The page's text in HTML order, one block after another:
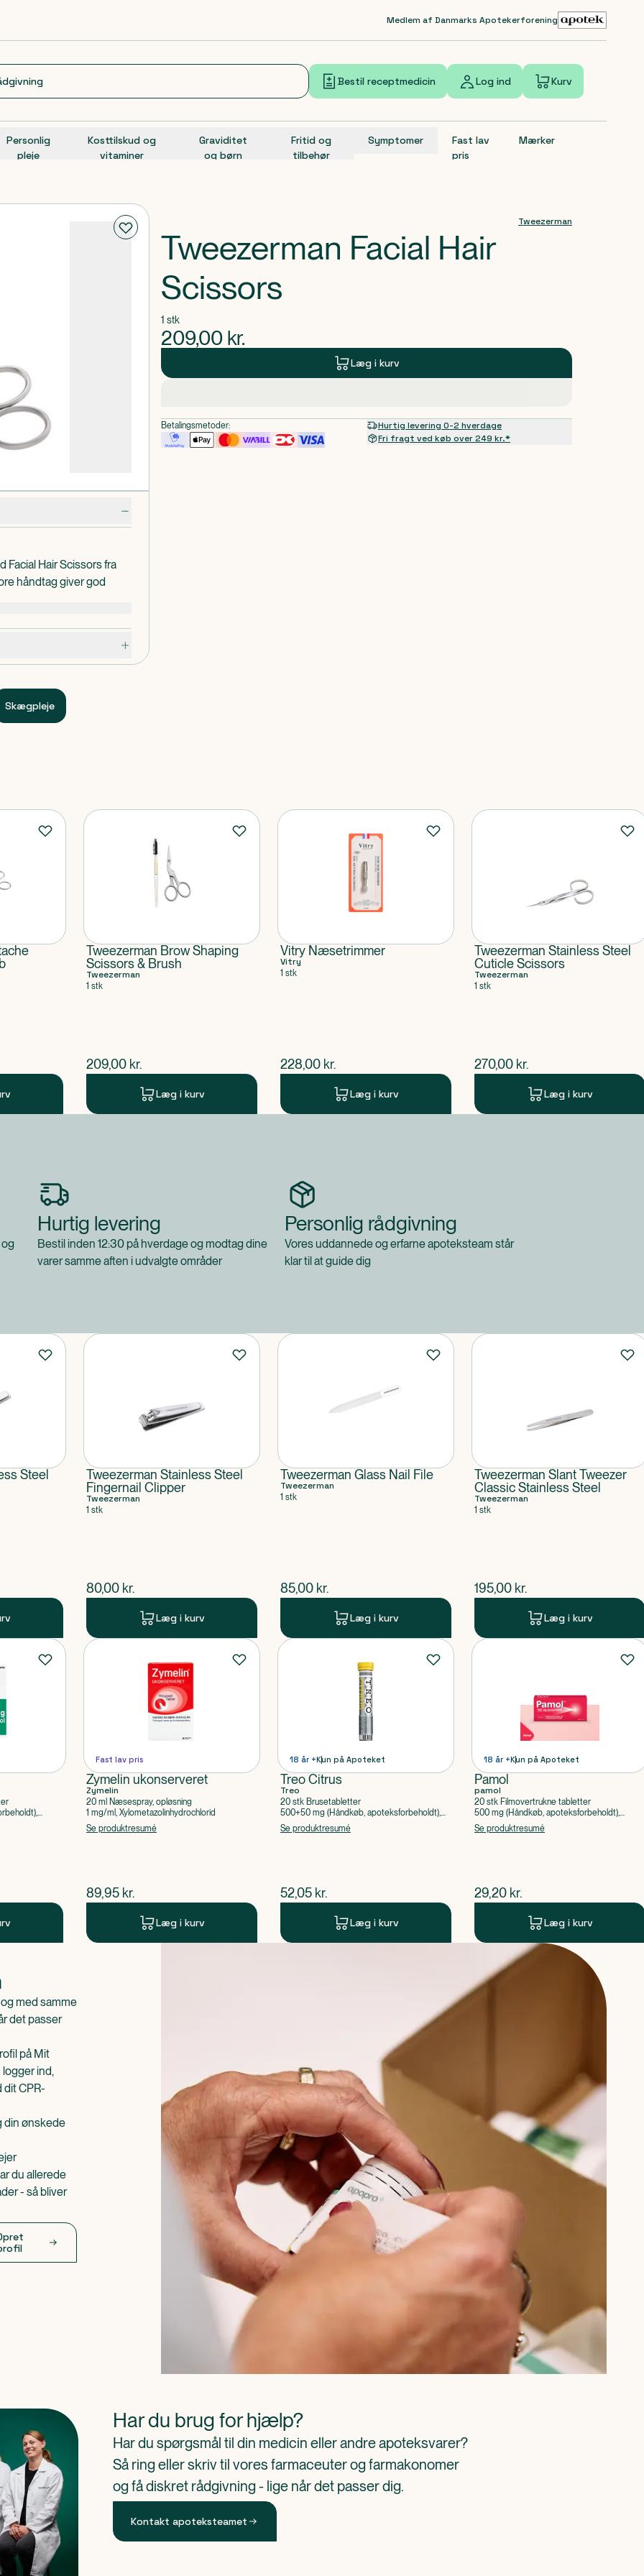
Medlem af Danmarks Apotekerforening
Bestil receptmedicin Log ind Kurv
Personlig
pleje
Kosttilskud og
vitaminer
Graviditet
og børn
Fritid og
tilbehør
Symptomer
Fast lav
pris
Mærker
Hair Scissors fra
håndtag giver god
dig. Saksen er
nemt at rengøre.
Skægpleje
Tweezerman
Tweezerman Facial Hair
Scissors
1 stk
209,00 kr.
Læg i kurv
Betalingsmetoder:
Hurtig levering 0-2 hverdage
Fri fragt ved køb over 249 kr.*
Tweezerman Brow Shaping
Scissors & Brush
Tweezerman
1 stk
$nuværende pris
209,00 kr.
Læg i kurv
Vitry Næsetrimmer
Vitry
1 stk
$nuværende pris
228,00 kr.
Læg i kurv
Tweezerman Stainless Steel
Cuticle Scissors
Tweezerman
1 stk
$nuværende pris
270,00 kr.
Læg i kurv
Hurtig levering
Bestil inden 12:30 på hverdage og modtag dine
varer samme aften i udvalgte områder
Personlig rådgivning
Vores uddannede og erfarne apoteksteam står
klar til at guide dig
Steel
Tweezerman Stainless Steel
Fingernail Clipper
Tweezerman
1 stk
$nuværende pris
80,00 kr.
Læg i kurv
Tweezerman Glass Nail File
Tweezerman
1 stk
$nuværende pris
85,00 kr.
Læg i kurv
Tweezerman Slant Tweezer
Classic Stainless Steel
Tweezerman
1 stk
$nuværende pris
195,00 kr.
Læg i kurv
Fast lav pris
Zymelin ukonserveret
Zymelin
20 ml Næsespray, opløsning
1 mg/ml, Xylometazolinhydrochlorid
Se produktresumé
$nuværende pris
89,95 kr.
Læg i kurv
18 år +Kun på Apoteket
Treo Citrus
Treo
20 stk Brusetabletter
500+50 mg (Håndkøb, apoteksforbeholdt),
Acetylsalicylsyre, Caffein
Se produktresumé
$nuværende pris
52,05 kr.
Læg i kurv
18 år +Kun på Apoteket
Pamol
pamol
20 stk Filmovertrukne tabletter
500 mg (Håndkøb, apoteksforbeholdt),
Paracetamol
Se produktresumé
$nuværende pris
29,20 kr.
Læg i kurv
med samme
det passer
på Mit
ind,
dit CPR-
din ønskede
du allerede
- så bliver
Har du brug for hjælp?
Har du spørgsmål til din medicin eller andre apoteksvarer?
Så ring eller skriv til vores farmaceuter og farmakonomer
og få diskret rådgivning - lige når det passer dig.
Kontakt apoteksteamet